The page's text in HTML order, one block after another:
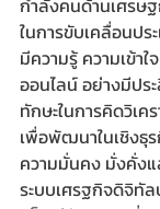
กำลังคนด้านเศรษ
ในการขับเคลื่อนปร
มีความรู้ ความเข้า
ออนไลน์ อย่างมีปร
ทักษะในการคิดวิเ
เพื่อพัฒนาในเชิงธุ
ความมั่นคง มั่งคั่งแ
ระบบเศรฐกิจดิจิทัล